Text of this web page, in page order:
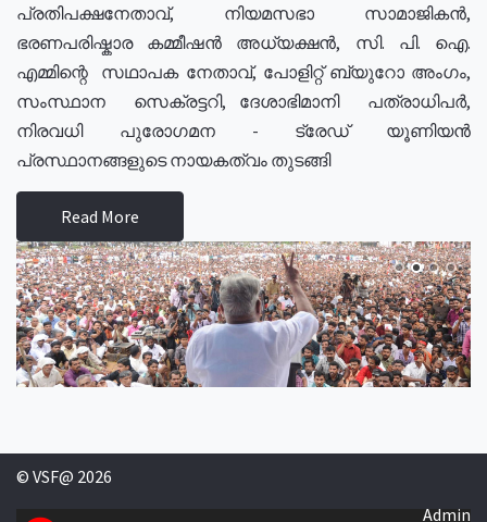
പ്രതിപക്ഷനേതാവ്, നിയമസഭാ സാമാജികൻ,
ഭരണപരിഷ്കാര കമ്മീഷൻ അധ്യക്ഷൻ, സി. പി. ഐ.
എമ്മിന്റെ സഥാപക നേതാവ്, പോളിറ്റ് ബ്യുറോ അംഗം,
സംസ്ഥാന സെക്രട്ടറി, ദേശാഭിമാനി പത്രാധിപർ,
നിരവധി പുരോഗമന - ട്രേഡ് യൂണിയൻ
പ്രസ്ഥാനങ്ങളുടെ നായകത്വം തുടങ്ങി
Read More
© VSF@ 2026
Admin